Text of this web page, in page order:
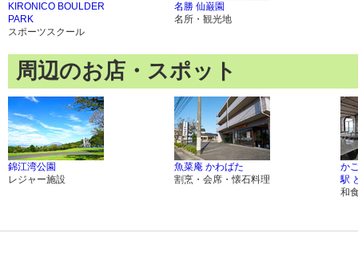
KIRONICO BOULDER
PARK
スポーツスクール
名勝 仙巌園
名所・観光地
周辺のお店・スポット
錦江湾公園
レジャー施設
魚菜庵 かわばた
割烹・会席・懐石料理
か
駅
和